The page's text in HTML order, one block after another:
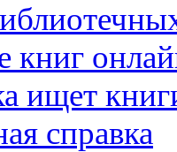
книг
ищет
справка